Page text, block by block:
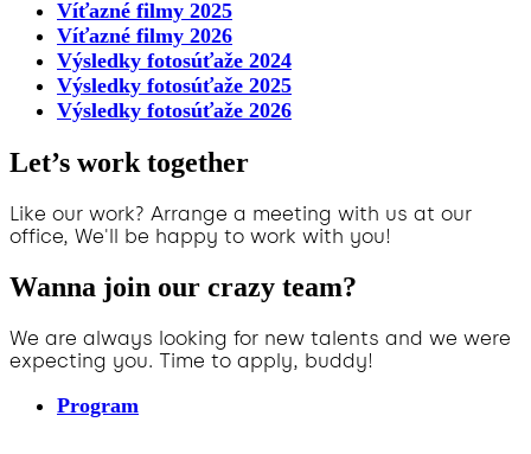
Víťazné filmy 2025
Víťazné filmy 2026
Výsledky fotosúťaže 2024
Výsledky fotosúťaže 2025
Výsledky fotosúťaže 2026
Let’s work together
Like our work? Arrange a meeting with us at our
office, We'll be happy to work with you!
Wanna join our crazy team?
We are always looking for new talents and we were
expecting you. Time to apply, buddy!
Program